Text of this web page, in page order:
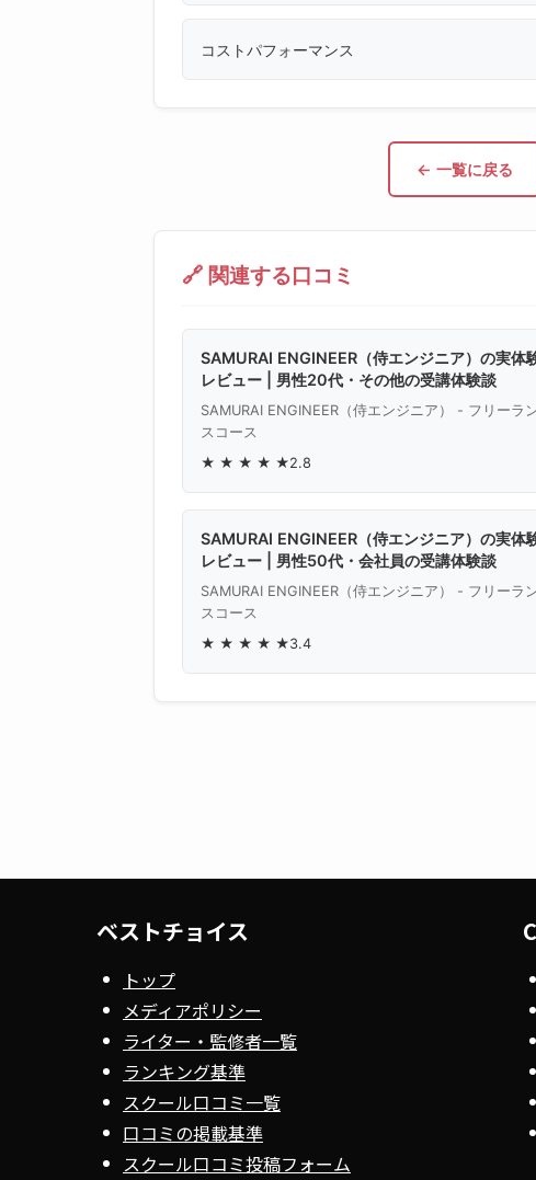
コストパフォーマンス
← 一覧に戻る
🔗 関連する口コミ
SAMURAI ENGINEER（侍エンジニア）の実体
レビュー | 男性20代・その他の受講体験談
SAMURAI ENGINEER（侍エンジニア） - フリーラ
スコース
★ ★ ★ ★ ★2.8
SAMURAI ENGINEER（侍エンジニア）の実体
レビュー | 男性50代・会社員の受講体験談
SAMURAI ENGINEER（侍エンジニア） - フリーラ
スコース
★ ★ ★ ★ ★3.4
ベストチョイス
トップ
メディアポリシー
ライター・監修者一覧
ランキング基準
スクール口コミ一覧
口コミの掲載基準
スクール口コミ投稿フォーム